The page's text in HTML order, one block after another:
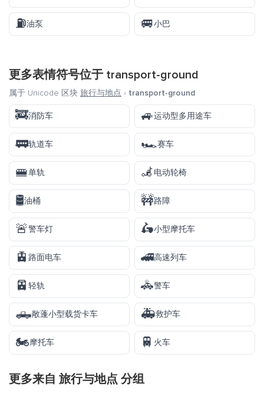
⛽油泵 🚐小巴
更多表情符号位于 transport-ground
属于 Unicode 区块 旅行与地点 › transport-ground
🚒消防车 🚙运动型多用途车
🚃轨道车 🏎️赛车
🚝单轨 🦼电动轮椅
🛢️油桶 🚧路障
🚨警车灯 🛵小型摩托车
🚊 路面电车 🚄高速列车
🚈 轻轨 🚓警车
🛻敞蓬小型载货卡车 🚑救护车
🏍️摩托车 🚆 火车
更多来自 旅行与地点 分组